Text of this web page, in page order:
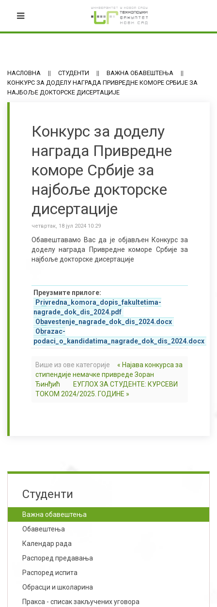
НАСЛОВНА СТУДЕНТИ
ВАЖНА ОБАВЕШТЕЊА
КОНКУРС ЗА ДОДЕЛУ НАГРАДА ПРИВРЕДНЕ КОМОРЕ СРБИЈЕ ЗА
НАЈБОЉЕ ДОКТОРСКЕ ДИСЕРТАЦИЈЕ
Конкурс за доделу
награда Привредне
коморе Србије за
најбоље докторске
дисертације
четвртак, 18 јул 2024 10:29
Обавештавамо Вас да је објављен Конкурс за
доделу награда Привредне коморе Србије за
најбоље докторске дисертације
Преузмите прилоге:
Privredna_komora_dopis_fakultetima-
nagrade_dok_dis_2024.pdf
Obavestenje_nagrade_dok_dis_2024.docx
Obrazac-
podaci_o_kandidatima_nagrade_dok_dis_2024.docx
Више из ове категорије
« Најава конкурса за
стипендије немачке привреде Зоран
Ђинђић
ЕУГЛОХ ЗА СТУДЕНТЕ: КУРСЕВИ
ТОКОМ 2024/2025. ГОДИНЕ »
Студенти
Важна обавештења
Обавештења
Календар рада
Распоред предавања
Распоред испита
Обрасци и школарина
Пракса - списак закључених уговора